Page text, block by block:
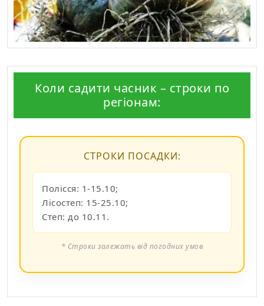
Коли садити часник – строки по
регіонам:
СТРОКИ ПОСАДКИ:
Полісся: 1-15.10;
Лісостеп: 15-25.10;
Степ: до 10.11.
* Строки залежать від погодних умов